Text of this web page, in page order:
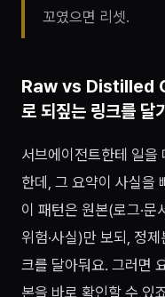
꼬였으면 리셋.
Raw vs Distilled
로 되짚는 링크를 달기
서브에이전트한테 일을
한데, 그 요약이 사실을
이 패턴은 원본(로그·문
위험·사실)만 보되, 정제
크를 달아둬요. 그러면
본을 바로 확인할 수 있